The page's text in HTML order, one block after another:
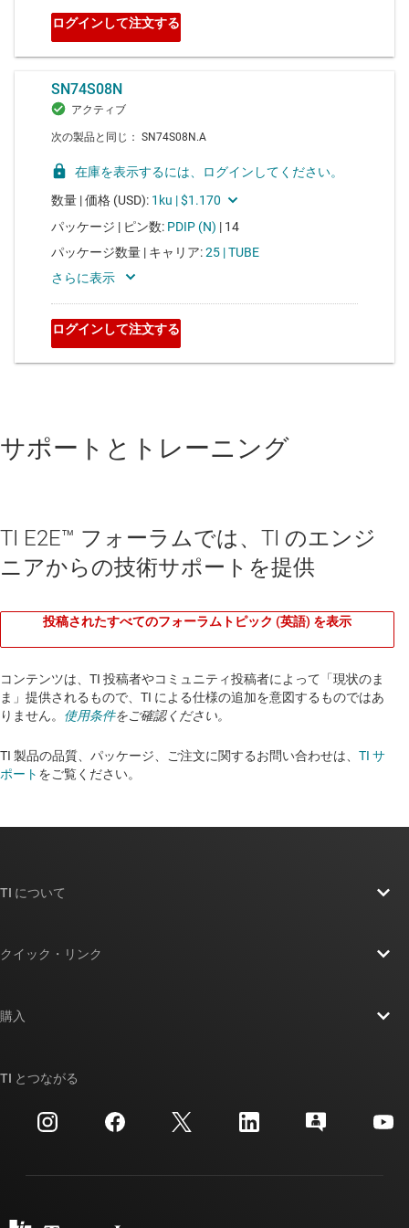
サポートとトレーニング
TI E2E™ フォーラムでは、TI のエンジ
ニアからの技術サポートを提供
投稿されたすべてのフォーラムトピック (英語) を表示
コンテンツは、TI 投稿者やコミュニティ投稿者によって「現状のま
ま」提供されるもので、TI による仕様の追加を意図するものではあ
りません。 使用条件をご確認ください。
TI 製品の品質、パッケージ、ご注文に関するお問い合わせは、 TI サ
ポート をご覧ください。​​​​​​​​​​​​​​
TI について
投資家向け情報
製造
クイック・リンク
クロスリファレンス検索
カスタマー・サポート・センター
購入
ご注文に関する FAQ
TI とつながる